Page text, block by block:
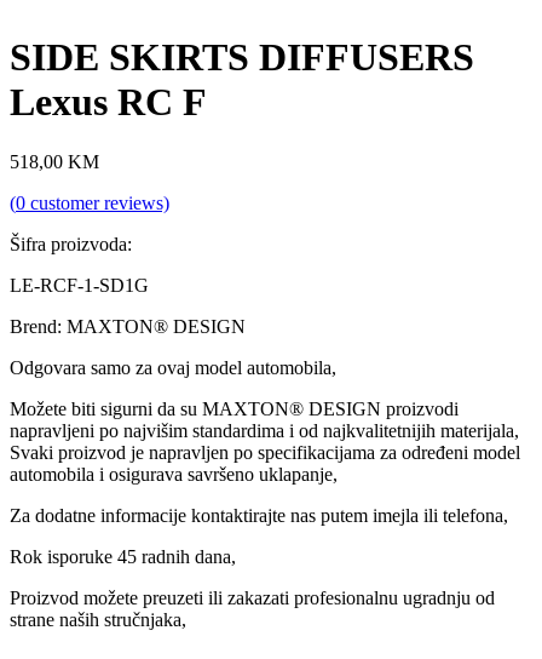
SIDE SKIRTS DIFFUSERS
Lexus RC F
518,00 KM
(0 customer reviews)
Šifra proizvoda:
LE-RCF-1-SD1G
Brend: MAXTON® DESIGN
Odgovara samo za ovaj model automobila,
Možete biti sigurni da su MAXTON® DESIGN proizvodi
napravljeni po najvišim standardima i od najkvalitetnijih materijala,
Svaki proizvod je napravljen po specifikacijama za određeni model
automobila i osigurava savršeno uklapanje,
Za dodatne informacije kontaktirajte nas putem imejla ili telefona,
Rok isporuke 45 radnih dana,
Proizvod možete preuzeti ili zakazati profesionalnu ugradnju od
strane naših stručnjaka,